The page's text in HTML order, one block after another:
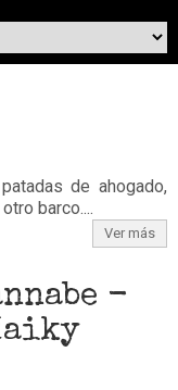
de ahogado,
barco....
Ver más
-